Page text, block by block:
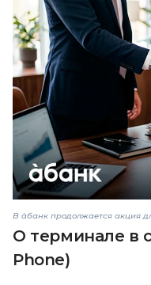
В àбанк продолжается акция
О терминале в
Phone)